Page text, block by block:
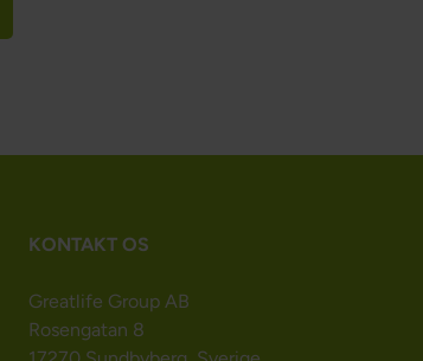
KONTAKT OS
Greatlife Group AB
Rosengatan 8